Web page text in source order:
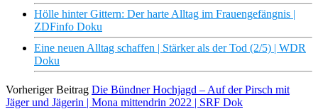
Hölle hinter Gittern: Der harte Alltag im Frauengefängnis |
ZDFinfo Doku
Eine neuen Alltag schaffen | Stärker als der Tod (2/5) | WDR
Doku
Vorheriger Beitrag Die Bündner Hochjagd – Auf der Pirsch mit
Jäger und Jägerin | Mona mittendrin 2022 | SRF Dok